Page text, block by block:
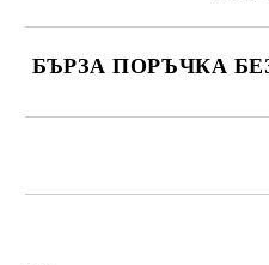
БЪРЗА ПОРЪЧКА